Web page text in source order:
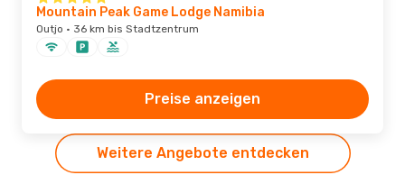
Mountain Peak Game Lodge Namibia
Outjo · 36 km bis Stadtzentrum
Preise anzeigen
Weitere Angebote entdecken